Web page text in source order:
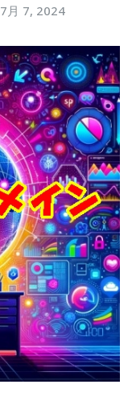
7月 7, 2024